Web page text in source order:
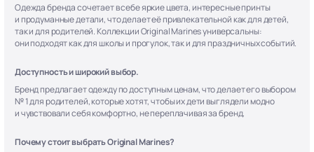
Одежда бренда сочетает в себе яркие цвета, интересные принты
и продуманные детали, что делает её привлекательной как для детей,
так и для родителей. Коллекции Original Marines универсальны:
они подходят как для школы и прогулок, так и для праздничных событий.
Доступность и широкий выбор.
Бренд предлагает одежду по доступным ценам, что делает его выбором
№ 1 для родителей, которые хотят, чтобы их дети выглядели модно
и чувствовали себя комфортно, не переплачивая за бренд.
Почему стоит выбрать Original Marines?